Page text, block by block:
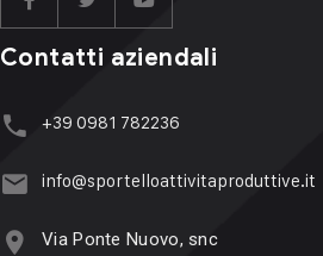
Contatti aziendali
+39 ‭‭0981 782236
info@sportelloattivitaproduttive.it
Via Ponte Nuovo, snc